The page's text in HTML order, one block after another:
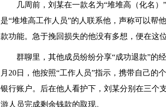
几周前，刘某在一款名为“堆堆高（化名
是“堆堆高工作人员”的人联系他，声称可以帮
款功能。急于挽回损失的他没有多想，便在这
群聊里，其他成员纷纷分享“成功退款”的
月20日，他按照“工作人员”指示，携带自己的
银行账户。后在他人看护下，刘某分别在三个
游人员完成剩余钱款的取现。